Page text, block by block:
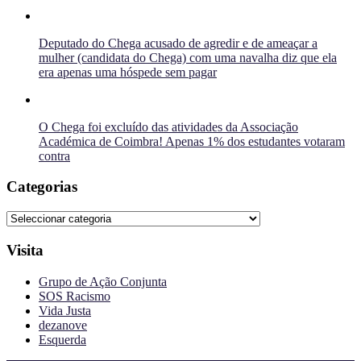
Deputado do Chega acusado de agredir e de ameaçar a
mulher (candidata do Chega) com uma navalha diz que ela
era apenas uma hóspede sem pagar
O Chega foi excluído das atividades da Associação
Académica de Coimbra! Apenas 1% dos estudantes votaram
contra
Categorias
Categorias
Visita
Grupo de Ação Conjunta
SOS Racismo
Vida Justa
dezanove
Esquerda